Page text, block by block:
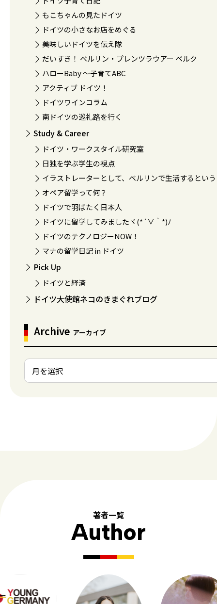
もこちゃんの見たドイツ
ドイツの小さなお店をめぐる
美味しいドイツを伝え隊
だいすき！ ベルリン・プレンツラウアー ベルク
ハローBaby 〜子育てABC
アクティブ ドイツ！
ドイツワインコラム
南ドイツの巡礼路を行く
Study & Career
ドイツ・ワークスタイル研究室
日独を学ぶ学生の視点
イラストレーターとして、ベルリンで生活するとい
オペア留学って何？
ドイツで羽ばたく日本人
ドイツに留学してみましたヾ(*´∀｀*)ﾉ
ドイツのテクノロジーNOW！
マナの留学日記 in ドイツ
Pick Up
ドイツと経済
ドイツ大使館ネコのきまぐれブログ
Archive アーカイブ
著者一覧
Author